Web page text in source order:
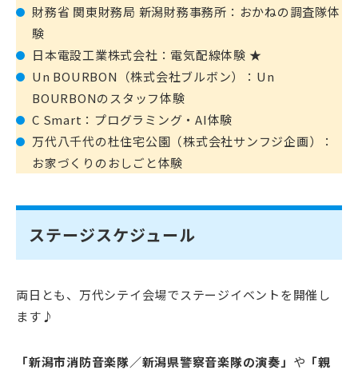
財務省 関東財務局 新潟財務事務所：おかねの調査隊体
験
日本電設工業株式会社：電気配線体験 ★
Un BOURBON（株式会社ブルボン）：Un
BOURBONのスタッフ体験
C Smart：プログラミング・AI体験
万代八千代の杜住宅公園（株式会社サンフジ企画）：
お家づくりのおしごと体験
ステージスケジュール
両日とも、万代シテイ会場でステージイベントを開催し
ます♪
「新潟市消防音楽隊／新潟県警察音楽隊の演奏」 や 「親